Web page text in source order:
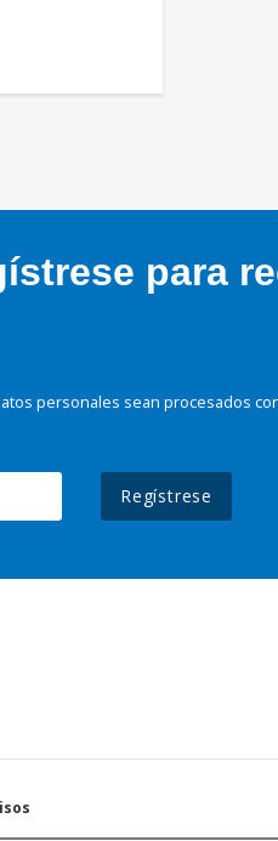
para
personales sean procesados
Regístrese